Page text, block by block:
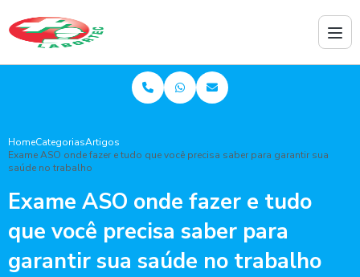
HomeCategoriasArtigos
Exame ASO onde fazer e tudo que você precisa saber para garantir sua
saúde no trabalho
Exame ASO onde fazer e tudo
que você precisa saber para
garantir sua saúde no trabalho